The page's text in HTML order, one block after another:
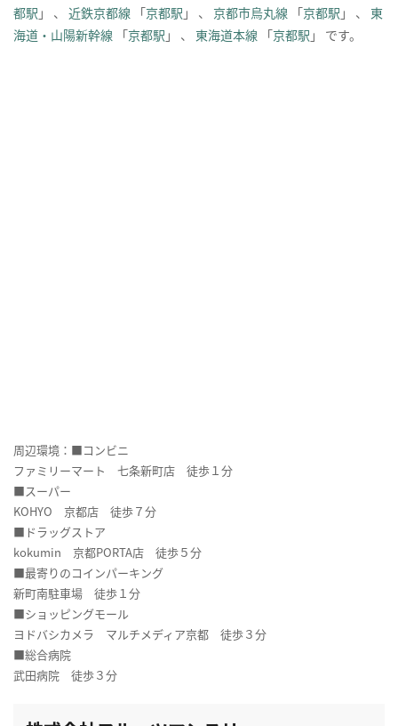
都駅 」 、 近鉄京都線 「京都駅 」 、 京都市烏丸線 「京都駅 」 、 東
海道・山陽新幹線 「京都駅 」 、 東海道本線 「京都駅 」 です。
周辺環境：■コンビニ
ファミリーマート 七条新町店 徒歩１分
■スーパー
KOHYO 京都店 徒歩７分
■ドラッグストア
kokumin 京都PORTA店 徒歩５分
■最寄りのコインパーキング
新町南駐車場 徒歩１分
■ショッピングモール
ヨドバシカメラ マルチメディア京都 徒歩３分
■総合病院
武田病院 徒歩３分